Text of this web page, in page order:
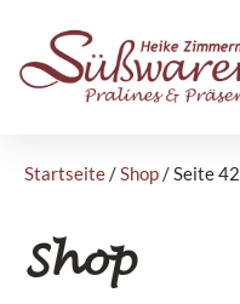
springen
Startseite/Shop/ Seite 42
Shop